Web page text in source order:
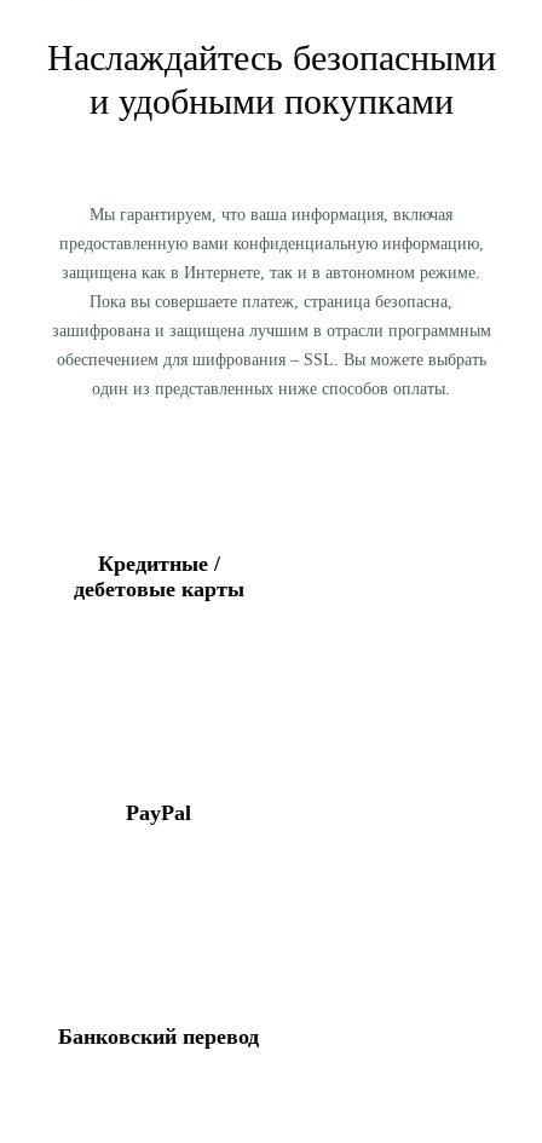
Наслаждайтесь безопасными
и удобными покупками
Мы гарантируем, что ваша информация, включая
предоставленную вами конфиденциальную информацию,
защищена как в Интернете, так и в автономном режиме.
Пока вы совершаете платеж, страница безопасна,
зашифрована и защищена лучшим в отрасли программным
обеспечением для шифрования – SSL. Вы можете выбрать
один из представленных ниже способов оплаты.
Кредитные /
дебетовые карты
PayPal
Банковский перевод